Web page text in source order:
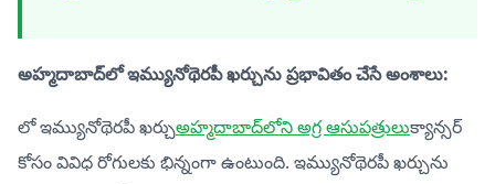
అహ్మదాబాద్‌లో ఇమ్యునోథెరపీ ఖర్చును ప్రభావితం చేసే అంశాలు:
లో ఇమ్యునోథెరపీ ఖర్చుఅహ్మదాబాద్‌లోని అగ్ర ఆసుపత్రులుక్యాన్సర్
కోసం వివిధ రోగులకు భిన్నంగా ఉంటుంది. ఇమ్యునోథెరపీ ఖర్చును